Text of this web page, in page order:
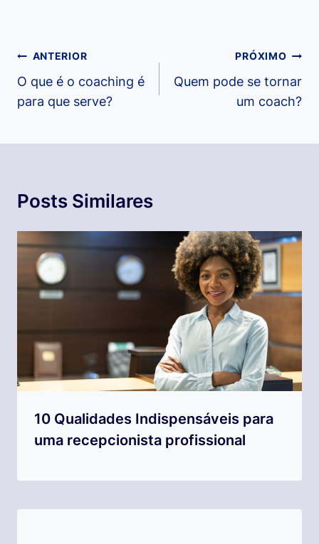
Navegação
de
Post
ANTERIOR
O que é o coaching é
para que serve?
PRÓXIMO
Quem pode se tornar
um coach?
Posts Similares
10 Qualidades Indispensáveis para
uma recepcionista profissional